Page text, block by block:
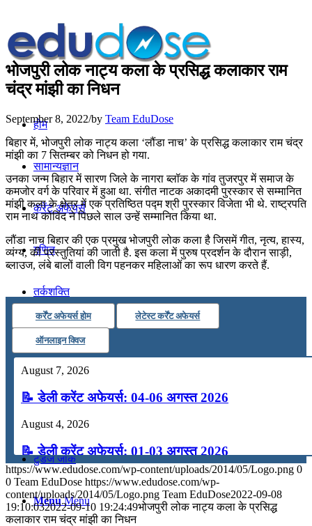
होम
सामान्यज्ञान
करेंट अफेयर्स
गणित
तर्कशक्ति
कंप्यूटर
अंग्रेजी
टुडेज जीके
Menu Menu
भोजपुरी लोक नाट्य कला के प्रसिद्ध कलाकार राम
चंद्र मांझी का निधन
September 8, 2022/by Team EduDose
बिहार में, भोजपुरी लोक नाट्य कला ‘लौंडा नाच’ के प्रसिद्ध कलाकार राम चंद्र
मांझी का 7 सितम्बर को निधन हो गया.
उनका जन्म बिहार में सारण जिले के नागरा ब्लॉक के गांव तुजरपुर में समाज के
कमजोर वर्ग के परिवार में हुआ था. संगीत नाटक अकादमी पुरस्कार से सम्मानित
मांझी कला के क्षेत्र में एक प्रतिष्ठित पद्म श्री पुरस्कार विजेता भी थे. राष्ट्रपति
राम नाथ कोविंद ने पिछले साल उन्हें सम्मानित किया था.
लौंडा नाच बिहार की एक प्रमुख भोजपुरी लोक कला है जिसमें गीत, नृत्य, हास्‍य,
व्यंग्य, की प्रस्तुतियां की जाती है. इस कला में पुरुष प्रदर्शन के दौरान साड़ी,
ब्लाउज, लंबे बालों वाली विग पहनकर महिलाओं का रूप धारण करते हैं.
कर्रेंट अफेयर्स होम लेटेस्ट कर्रेंट अफेयर्स
ऑनलाइन क्विज
August 7, 2026
📝 डेली करेंट अफेयर्स: 04-06 अगस्त 2026
August 4, 2026
📝 डेली करेंट अफेयर्स: 01-03 अगस्त 2026
July 31, 2026
📝 डेली करेंट अफेयर्स: 28-31 जुलाई 2026
https://www.edudose.com/wp-content/uploads/2014/05/Logo.png 0
0 Team EduDose https://www.edudose.com/wp-
content/uploads/2014/05/Logo.png Team EduDose2022-09-08
19:10:032022-09-10 19:24:49भोजपुरी लोक नाट्य कला के प्रसिद्ध
कलाकार राम चंद्र मांझी का निधन